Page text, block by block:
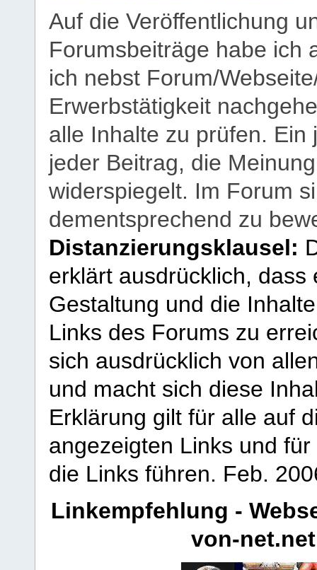
Auf die Veröffentlichung
Forumsbeiträge habe ich
ich nebst Forum/
Erwerbstätigkeit
alle Inhalte zu prüfen.
jeder Beitrag, die
widerspiegelt. Im Forum
dementsprechend zu
Distanzierungsklausel:
erklärt ausdrücklich,
Gestaltung und die
Links des Forums zu
sich ausdrücklich von
und macht sich diese
Erklärung gilt für alle auf
angezeigten Links und
die Links führen. Feb.
Linkempfehlung -
von-net.net